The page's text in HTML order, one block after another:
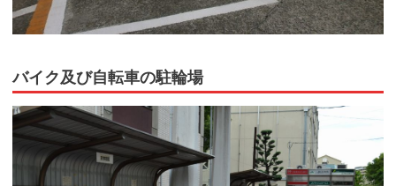
バイク及び自転車の駐輪場